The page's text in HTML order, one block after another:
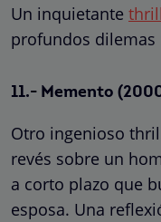
Un inquietante
profundos dilemas
11.- Memento
Otro ingenioso
revés sobre un
a corto plazo que
esposa. Una